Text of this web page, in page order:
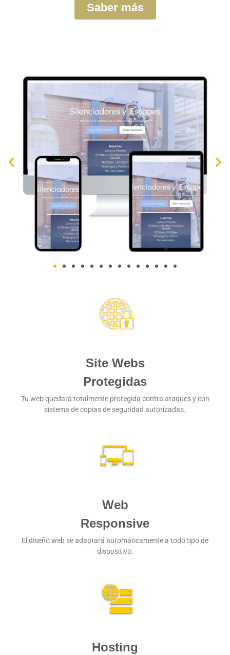
Saber más
Site Webs
Protegidas
Tu web quedará totalmente protegida contra ataques y con
sistema de copias de seguridad autorizadas.
Web
Responsive
El diseño web se adaptará automáticamente a todo tipo de
dispositivo.
Hosting